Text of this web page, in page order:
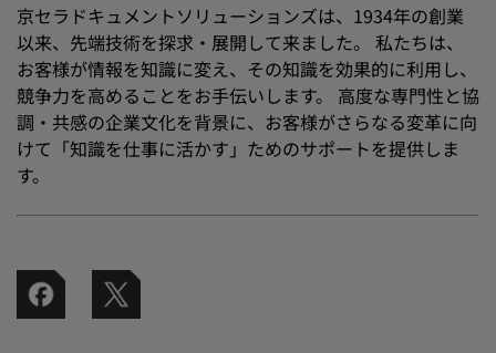
京セラドキュメントソリューションズは、1934年の創業
以来、先端技術を探求・展開して来ました。 私たちは、
お客様が情報を知識に変え、その知識を効果的に利用し、
競争力を高めることをお手伝いします。 高度な専門性と協
調・共感の企業文化を背景に、お客様がさらなる変革に向
けて「知識を仕事に活かす」ためのサポートを提供しま
す。